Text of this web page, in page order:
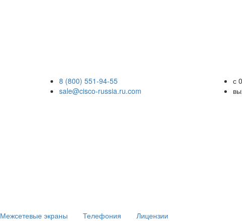
8 (800) 551-94-55
sale@cisco-russia.ru.com
с
Межсетевые экраны Телефония Лицензии